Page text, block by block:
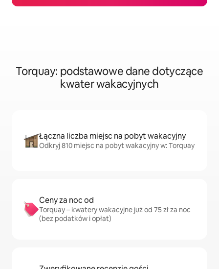
Torquay: podstawowe dane dotyczące
kwater wakacyjnych
Łączna liczba miejsc na pobyt wakacyjny
Odkryj 810 miejsc na pobyt wakacyjny w: Torquay
Ceny za noc od
Torquay – kwatery wakacyjne już od 75 zł za noc
(bez podatków i opłat)